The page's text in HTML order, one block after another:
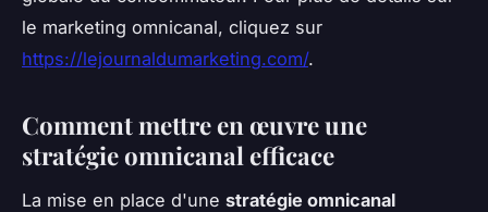
le marketing omnicanal, cliquez sur
https://lejournaldumarketing.com/.
Comment mettre en œuvre une
stratégie omnicanal efficace
La mise en place d'une stratégie omnicanal